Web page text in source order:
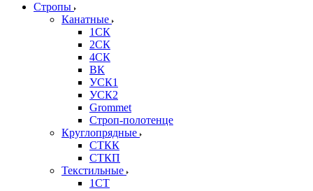
Стропы
Канатные
1СК
2СК
4СК
ВК
УСК1
УСК2
Grommet
Строп-полотенце
Круглопрядные
СТКК
СТКП
Текстильные
1СТ